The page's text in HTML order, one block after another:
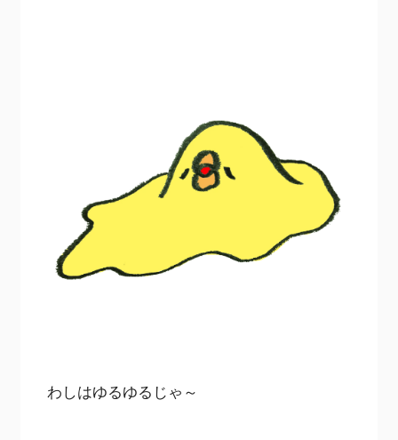
わしはゆるゆるじゃ～